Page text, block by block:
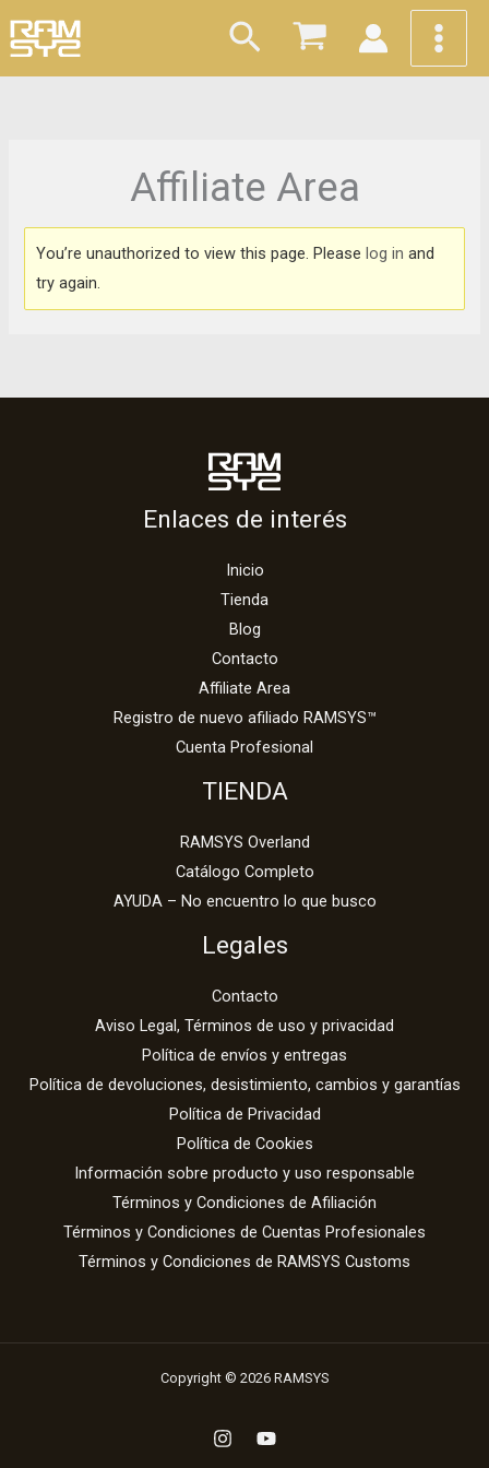
al
contenido
Buscar
Affiliate Area
You’re unauthorized to view this page. Pleaselog in and
try again.
Enlaces de interés
Inicio
Tienda
Blog
Contacto
Affiliate Area
Registro de nuevo afiliado RAMSYS™
Cuenta Profesional
TIENDA
RAMSYS Overland
Catálogo Completo
AYUDA – No encuentro lo que busco
Legales
Contacto
Aviso Legal, Términos de uso y privacidad
Política de envíos y entregas
Política de devoluciones, desistimiento, cambios y garantías
Política de Privacidad
Política de Cookies
Información sobre producto y uso responsable
Términos y Condiciones de Afiliación
Términos y Condiciones de Cuentas Profesionales
Términos y Condiciones de RAMSYS Customs
Copyright © 2026 RAMSYS